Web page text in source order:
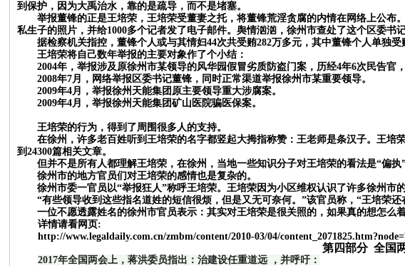
到保护，因为大禹治水，靠的是疏导，而不是堵塞。
举报董锋的正是王培荣，王培荣受董妻之托，将董锋荒淫贪腐的内情在网络上公布
私生子的照片，并给1000多个记者发了电子邮件。舆情汹汹，徐州市查处了这个区委书记
据检察机关指控，董锋个人或与其情妇44次共受贿282万多元，其中董锋个人单独
王培荣将自己数年举报的主要对象作了个小结：
2004年，举报涉及原徐州市某领导的风华园假冒劣质防盗门案，历经4年6次民告官
2008年7月，网络举报区委书记董锋，同时正常渠道举报徐州市某重要领导。
2009年4月，举报徐州天能集团原主要领导重大涉腐案。
2009年4月，举报徐州天能集团矿山医院骗医保案。
王培荣的行为，得到了周围很多人的支持。
在徐州，许多老百姓听到王培荣的名字都竖起大拇指称赞：王老师是条汉子。王培
到24300篇相关文章。
但并不是所有人都理解王培荣，在徐州，当地一些知识分子对王培荣的看法是“偏执
徐州市的地方官员们对王培荣的感情也是复杂的。
徐州市委一官员以“举报狂人”称呼王培荣。王培荣因为小区维权认识了许多徐州市
“有些领导收到这些指名道姓的短信很烦，但是又无可奈何。”该官员称，“王培荣
一位不愿透露姓名的徐州市官员表示：其实对王培荣是很关照的，如果真的想怎么
详情请看网页:
http://www.legaldaily.com.cn/zmbm/content/2010-03/04/
第四部分 全国
2017年全国两会上， 蒋洪委员指出： 治建设任重道远
，并呼吁：